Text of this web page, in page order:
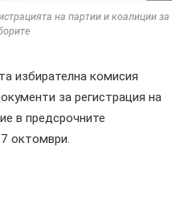
на партии и коалиции за
избирателна комисия
за регистрация на
в предсрочните
октомври.